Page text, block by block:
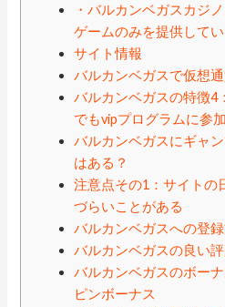
・バルカンベガスカジ
ゲームのみを提供して
サイト情報
バルカンベガスで仮想
バルカンベガスの特徴4
でもvipプログラムに参
バルカンベガスにギャ
はある？
注意点その1：サイトの
づらいことがある
バルカンベガスへの登
バルカンベガスの良い評
バルカンベガスのボー
ピンボーナス